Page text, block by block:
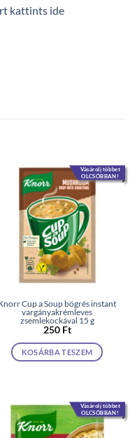
kattints ide
Vásárolj többet
OLCSÓBBAN!
Cup a Soup bögrés instant
vargányakrémleves
zsemlekockával 15 g
250 Ft
KOSÁRBA TESZEM
Vásárolj többet
OLCSÓBBAN!